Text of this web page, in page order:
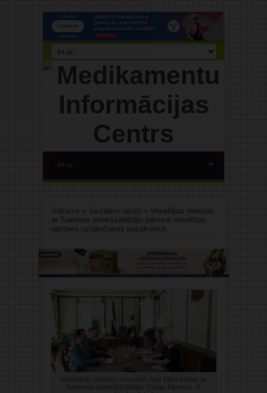
Sākums » Jaunākie raksti » Veselības ministrs
ar Saeimas priekšsēdētāju pārrunā veselības
aprūpes uzlabošanas pasākumus